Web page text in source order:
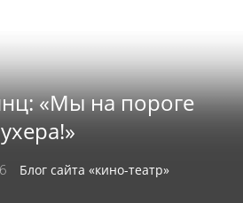
«Мы на пороге
Блог сайта «кино-театр»